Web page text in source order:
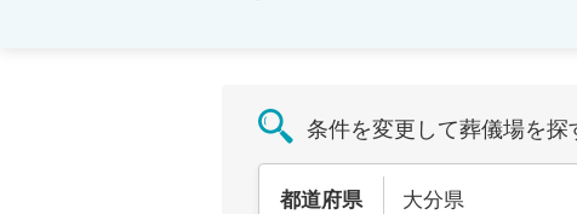
条件を変更して葬儀場を探
都道府県 大分県